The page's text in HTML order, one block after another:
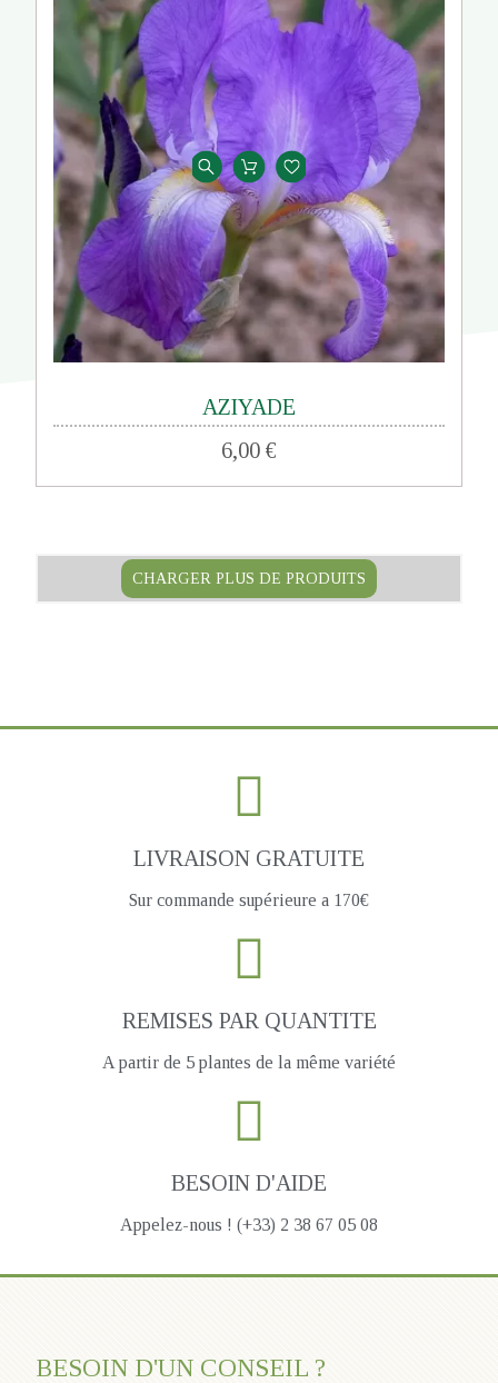
AZIYADE
6,00 €
CHARGER PLUS DE PRODUITS
LIVRAISON GRATUITE
Sur commande supérieure a 170€
REMISES PAR QUANTITE
A partir de 5 plantes de la même variété
BESOIN D'AIDE
Appelez-nous ! (+33) 2 38 67 05 08
BESOIN D'UN CONSEIL ?